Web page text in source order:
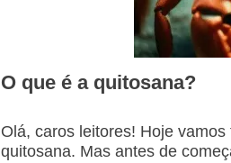
O que é a quitosana?
Olá, caros leitores! Hoje
quitosana. Mas antes de